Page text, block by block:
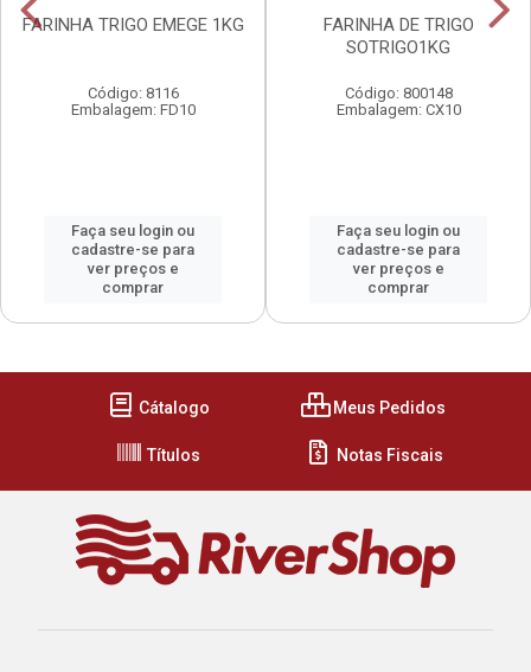
FARINHA TRIGO EMEGE 1KG
Código: 8116
Embalagem: FD10
Faça seu login ou
cadastre-se para
ver preços e
comprar
FARINHA DE TRIGO
SOTRIGO1KG
Código: 800148
Embalagem: CX10
Faça seu login ou
cadastre-se para
ver preços e
comprar
Cátalogo Meus Pedidos
Títulos Notas Fiscais